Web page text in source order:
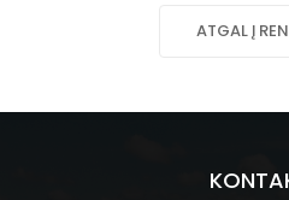
ATGAL Į